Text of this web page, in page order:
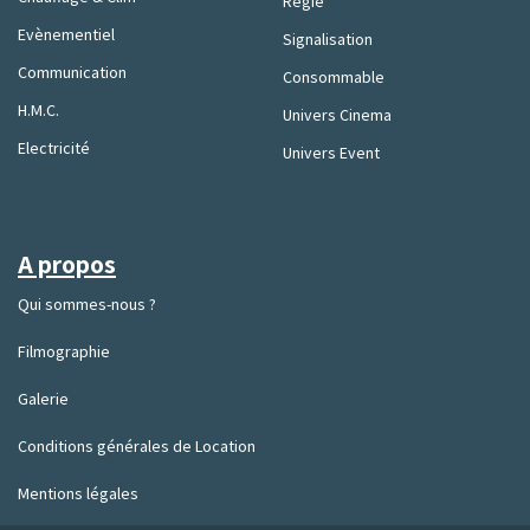
A propos
Qui sommes-nous ?
Filmographie
Galerie
Conditions générales de Location
Mentions légales
Signalisation
Consommable
Univers Cinema
Univers Event
Evènementiel
Communication
H.M.C.
Electricité